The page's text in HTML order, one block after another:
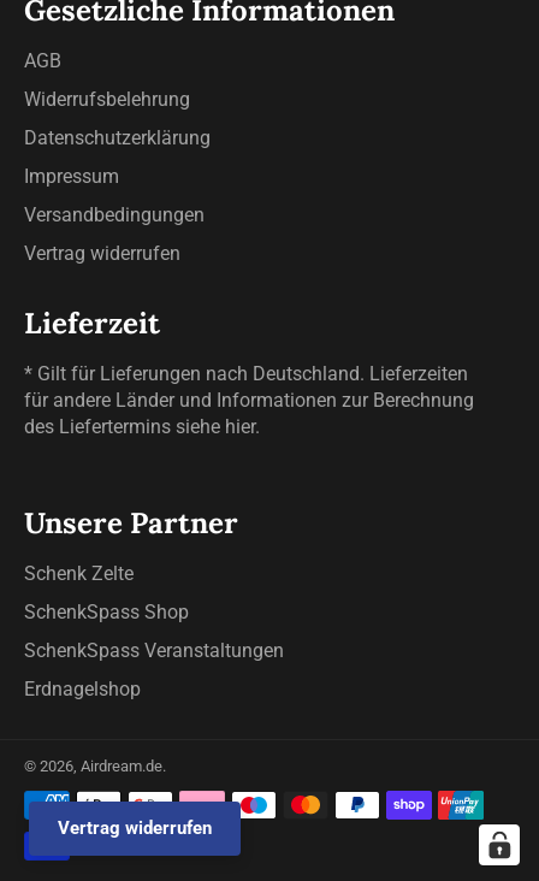
Gesetzliche Informationen
AGB
Widerrufsbelehrung
Datenschutzerklärung
Impressum
Versandbedingungen
Vertrag widerrufen
Lieferzeit
* Gilt für Lieferungen nach Deutschland. Lieferzeiten
für andere Länder und Informationen zur Berechnung
des Liefertermins siehe hier.
Unsere Partner
Schenk Zelte
SchenkSpass Shop
SchenkSpass Veranstaltungen
Erdnagelshop
© 2026, Airdream.de.
Zahlungsmethoden
Vertrag widerrufen